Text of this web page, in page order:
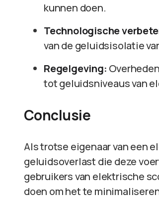
kunnen doen.
Technologische
van de geluidsisolatie
Regelgeving:
tot geluidsniveaus van
Conclusie
Als trotse eigenaar van een
geluidsoverlast die deze
gebruikers van elektrische
doen om het te